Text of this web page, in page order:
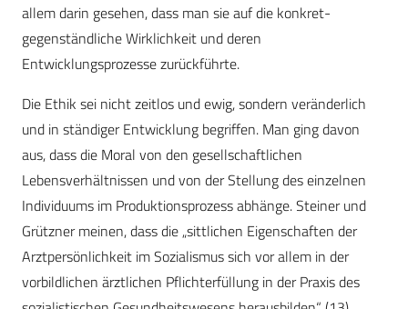
allem darin gesehen, dass man sie auf die konkret-
gegenständliche Wirklichkeit und deren
Entwicklungsprozesse zurückführte.
Die Ethik sei nicht zeitlos und ewig, sondern veränderlich
und in ständiger Entwicklung begriffen. Man ging davon
aus, dass die Moral von den gesellschaftlichen
Lebensverhältnissen und von der Stellung des einzelnen
Individuums im Produktionsprozess abhänge. Steiner und
Grützner meinen, dass die „sittlichen Eigenschaften der
Arztpersönlichkeit im Sozialismus sich vor allem in der
vorbildlichen ärztlichen Pflichterfüllung in der Praxis des